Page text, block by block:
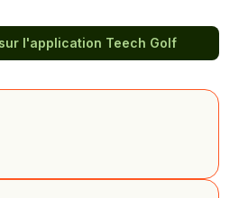
l'application Teech Golf